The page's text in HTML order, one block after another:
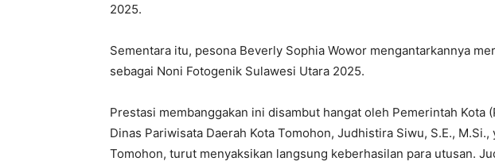
2025.
Sementara itu, pesona Beverly Sophia Wowor mengantarkannya
sebagai Noni Fotogenik Sulawesi Utara 2025.
Prestasi membanggakan ini disambut hangat oleh Pemerintah Kota
Dinas Pariwisata Daerah Kota Tomohon, Judhistira Siwu, S.E.,
Tomohon, turut menyaksikan langsung keberhasilan para utusan.